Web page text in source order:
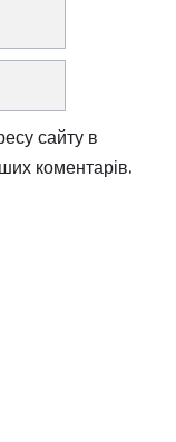
сайту в
коментарів.